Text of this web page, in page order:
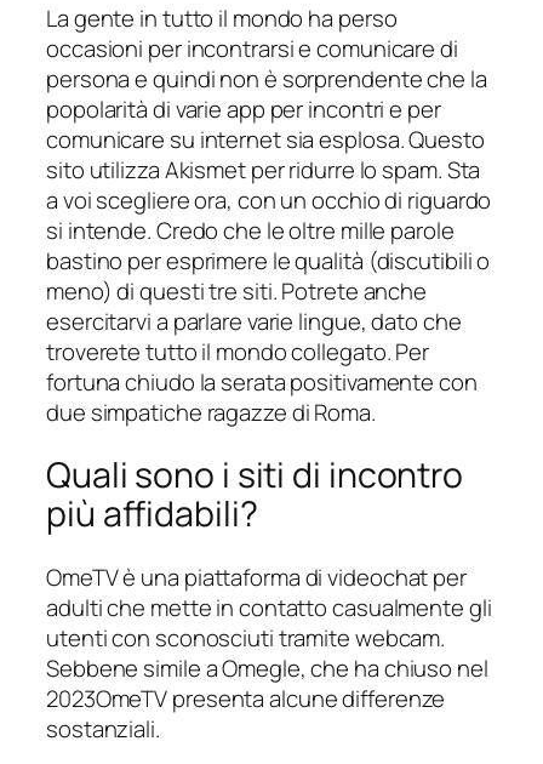
La gente in tutto il mondo ha perso
occasioni per incontrarsi e comunicare di
persona e quindi non è sorprendente che la
popolarità di varie app per incontri e per
comunicare su internet sia esplosa. Questo
sito utilizza Akismet per ridurre lo spam. Sta
a voi scegliere ora, con un occhio di riguardo
si intende. Credo che le oltre mille parole
bastino per esprimere le qualità (discutibili o
meno) di questi tre siti. Potrete anche
esercitarvi a parlare varie lingue, dato che
troverete tutto il mondo collegato. Per
fortuna chiudo la serata positivamente con
due simpatiche ragazze di Roma.
Quali sono i siti di incontro
più affidabili?
OmeTV è una piattaforma di videochat per
adulti che mette in contatto casualmente gli
utenti con sconosciuti tramite webcam.
Sebbene simile a Omegle, che ha chiuso nel
2023OmeTV presenta alcune differenze
sostanziali.